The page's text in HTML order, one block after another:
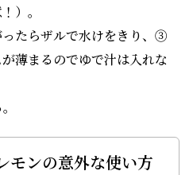
）。
たらザルで水けをきり、③
薄まるのでゆで汁は入れな
モンの意外な使い方